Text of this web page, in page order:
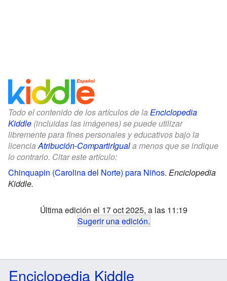
Todo el contenido de los artículos de la Enciclopedia
Kiddle (incluidas las imágenes) se puede utilizar
libremente para fines personales y educativos bajo la
licenciaAtribución-CompartirIguala menos que se indique
lo contrario. Citar este artículo:
Chinquapin (Carolina del Norte) para Niños. Enciclopedia
Kiddle.
Última edición el 17 oct 2025, a las 11:19
Sugerir una edición.
Enciclopedia Kiddle